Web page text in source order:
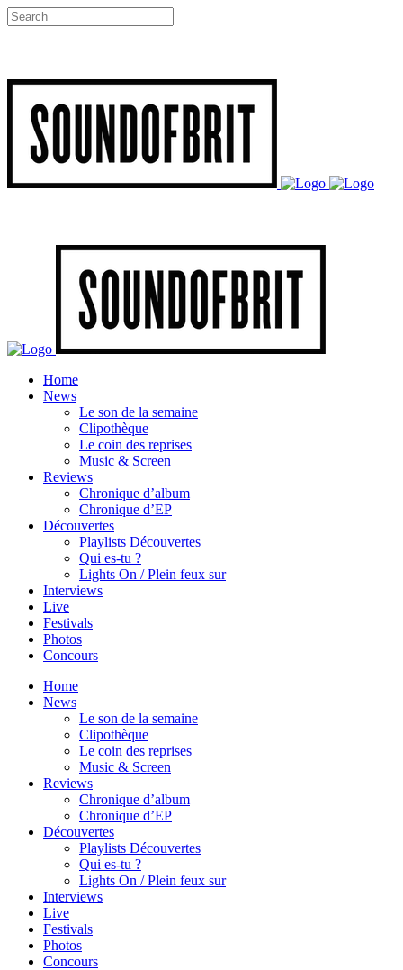
Home
News
Le son de la semaine
Clipothèque
Le coin des reprises
Music & Screen
Reviews
Chronique d’album
Chronique d’EP
Découvertes
Playlists Découvertes
Qui es-tu ?
Lights On / Plein feux sur
Interviews
Live
Festivals
Photos
Concours
Home
News
Le son de la semaine
Clipothèque
Le coin des reprises
Music & Screen
Reviews
Chronique d’album
Chronique d’EP
Découvertes
Playlists Découvertes
Qui es-tu ?
Lights On / Plein feux sur
Interviews
Live
Festivals
Photos
Concours